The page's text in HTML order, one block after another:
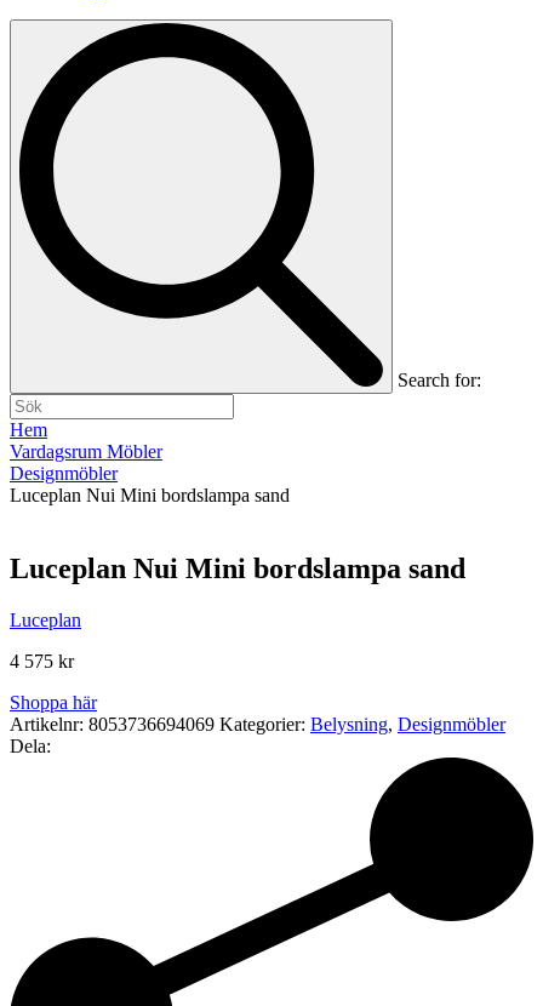
Search for:
Hem
Vardagsrum Möbler
Designmöbler
Luceplan Nui Mini bordslampa sand
Luceplan Nui Mini bordslampa sand
Luceplan
4 575 kr
Shoppa här
Artikelnr: 8053736694069 Kategorier: Belysning, Designmöbler
Dela: